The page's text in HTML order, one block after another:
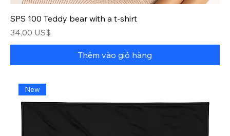
SPS 100 Teddy bear with a t-shirt
Giá
34,00 US$
Thêm vào giỏ hàng
New